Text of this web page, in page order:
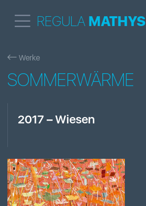
REGULA MATHYS
Werke
SOMMERWÄRME
2017 –Wiesen